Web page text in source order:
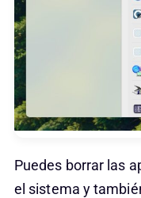
Puedes borrar las
el sistema y